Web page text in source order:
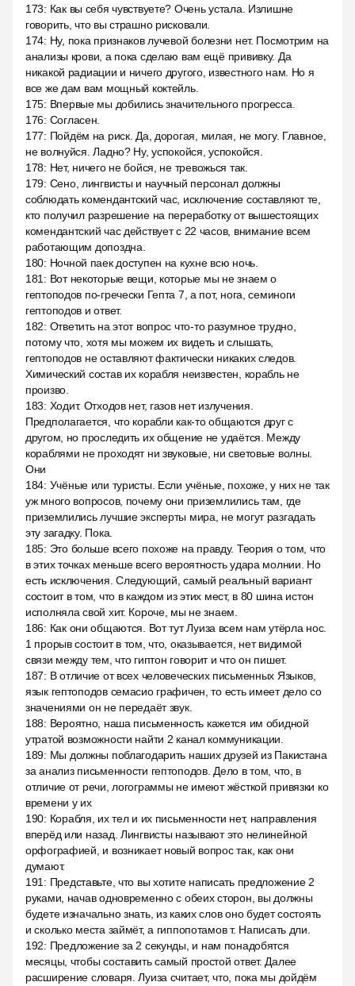
173: Как вы себя чувствуете? Очень устала. Излишне
говорить, что вы страшно рисковали.
174: Ну, пока признаков лучевой болезни нет. Посмотрим на
анализы крови, а пока сделаю вам ещё прививку. Да
никакой радиации и ничего другого, известного нам. Но я
все же дам вам мощный коктейль.
175: Впервые мы добились значительного прогресса.
176: Согласен.
177: Пойдём на риск. Да, дорогая, милая, не могу. Главное,
не волнуйся. Ладно? Ну, успокойся, успокойся.
178: Нет, ничего не бойся, не тревожься так.
179: Сено, лингвисты и научный персонал должны
соблюдать комендантский час, исключение составляют те,
кто получил разрешение на переработку от вышестоящих
комендантский час действует с 22 часов, внимание всем
работающим допоздна.
180: Ночной паек доступен на кухне всю ночь.
181 : Вот некоторые вещи, которые мы не знаем о
гептоподов по-гречески Гепта 7, а пот, нога, семиноги
гептоподов и ответ.
182: Ответить на этот вопрос что-то разумное трудно,
потому что, хотя мы можем их видеть и слышать,
гептоподов не оставляют фактически никаких следов.
Химический состав их корабля неизвестен, корабль не
произво.
183: Ходит. Отходов нет, газов нет излучения.
Предполагается, что корабли как-то общаются друг с
другом, но проследить их общение не удаётся. Между
кораблями не проходят ни звуковые, ни световые волны.
Они
184: Учёные или туристы. Если учёные, похоже, у них не так
уж много вопросов, почему они приземлились там, где
приземлились лучшие эксперты мира, не могут разгадать
эту загадку. Пока.
185: Это больше всего похоже на правду. Теория о том, что
в этих точках меньше всего вероятность удара молнии. Но
есть исключения. Следующий, самый реальный вариант
состоит в том, что в каждом из этих мест, в 80 шина истон
исполняла свой хит. Короче, мы не знаем.
186: Как они общаются. Вот тут Луиза всем нам утёрла нос.
1 прорыв состоит в том, что, оказывается, нет видимой
связи между тем, что гиптон говорит и что он пишет.
187: В отличие от всех человеческих письменных Языков,
язык гептоподов семасио графичен, то есть имеет дело со
значениями он не передаёт звук.
188: Вероятно, наша письменность кажется им обидной
утратой возможности найти 2 канал коммуникации.
189: Мы должны поблагодарить наших друзей из Пакистана
за анализ письменности гептоподов. Дело в том, что, в
отличие от речи, логограммы не имеют жёсткой привязки ко
времени у их
190: Корабля, их тел и их письменности нет, направления
вперёд или назад. Лингвисты называют это нелинейной
орфографией, и возникает новый вопрос так, как они
думают.
191 : Представьте, что вы хотите написать предложение 2
руками, начав одновременно с обеих сторон, вы должны
будете изначально знать, из каких слов оно будет состоять
и сколько места займёт, а гиппопотамов т. Написать дли.
192: Предложение за 2 секунды, и нам понадобятся
месяцы, чтобы составить самый простой ответ. Далее
расширение словаря. Луиза считает, что, пока мы дойдём